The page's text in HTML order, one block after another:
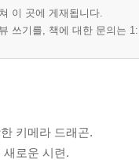
이 곳에 게재됩니다.
쓰기를, 책에 대한 문의는
키메라 드래곤.
새로운 시련.